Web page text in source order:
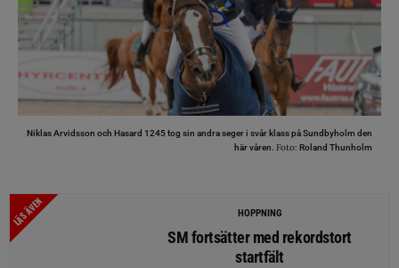
Niklas Arvidsson och Hasard 1245 tog sin andra seger i svår klass på Sundbyholm den
här våren. Foto: Roland Thunholm
LÄS ÄVEN HOPPNING
SM fortsätter med rekordstort
startfält